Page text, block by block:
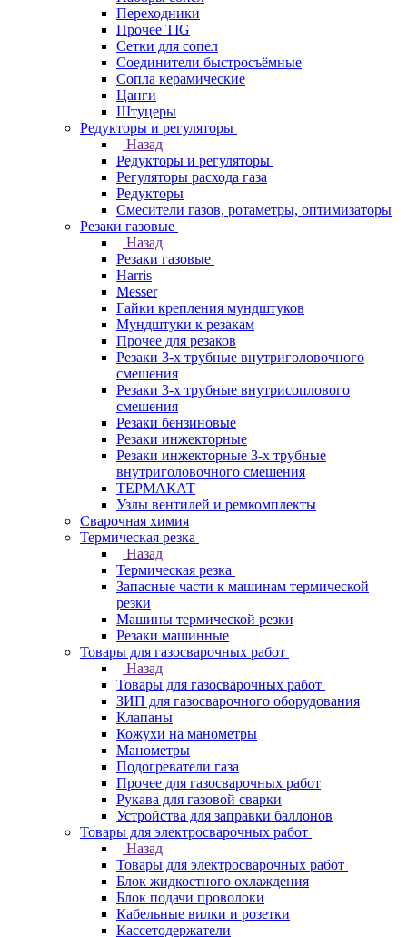
Переходники
Прочее TIG
Сетки для сопел
Соединители быстросъёмные
Сопла керамические
Цанги
Штуцеры
Редукторы и регуляторы
Назад
Редукторы и регуляторы
Регуляторы расхода газа
Редукторы
Смесители газов, ротаметры, оптимизаторы
Резаки газовые
Назад
Резаки газовые
Harris
Messer
Гайки крепления мундштуков
Мундштуки к резакам
Прочее для резаков
Резаки 3-х трубные внутриголовочного
смешения
Резаки 3-х трубные внутрисоплового
смешения
Резаки бензиновые
Резаки инжекторные
Резаки инжекторные 3-х трубные
внутриголовочного смешения
ТЕРМАКАТ
Узлы вентилей и ремкомплекты
Сварочная химия
Термическая резка
Назад
Термическая резка
Запасные части к машинам термической
резки
Машины термической резки
Резаки машинные
Товары для газосварочных работ
Назад
Товары для газосварочных работ
ЗИП для газосварочного оборудования
Клапаны
Кожухи на манометры
Манометры
Подогреватели газа
Прочее для газосварочных работ
Рукава для газовой сварки
Устройства для заправки баллонов
Товары для электросварочных работ
Назад
Товары для электросварочных работ
Блок жидкостного охлаждения
Блок подачи проволоки
Кабельные вилки и розетки
Кассетодержатели